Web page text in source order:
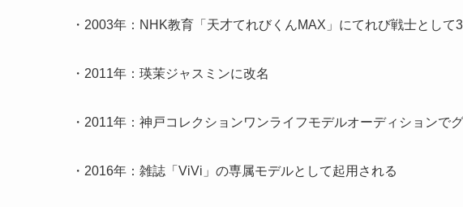
・2003年：NHK教育「天才てれびくんMAX」にてれび戦士として
・2011年：瑛茉ジャスミンに改名
・2011年：神戸コレクションワンライフモデルオーディションで
・2016年：雑誌「ViVi」の専属モデルとして起用される